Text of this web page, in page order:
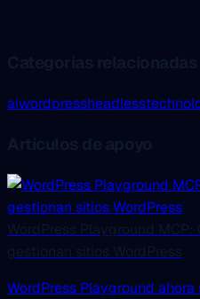
aiwordpressheadless
WordPress Playground